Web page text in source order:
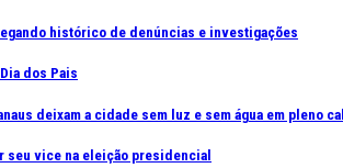
histórico de denúncias e investigações
dos Pais
deixam a cidade sem luz e sem água em pleno
seu vice na eleição presidencial